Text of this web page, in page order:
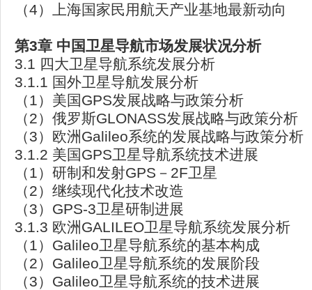
（4）上海国家民用航天产业基地最新动向
第3章 中国卫星导航市场发展状况分析
3.1 四大卫星导航系统发展分析
3.1.1 国外卫星导航发展分析
（1）美国GPS发展战略与政策分析
（2）俄罗斯GLONASS发展战略与政策分析
（3）欧洲Galileo系统的发展战略与政策分析
3.1.2 美国GPS卫星导航系统技术进展
（1）研制和发射GPS－2F卫星
（2）继续现代化技术改造
（3）GPS-3卫星研制进展
3.1.3 欧洲GALILEO卫星导航系统发展分析
（1）Galileo卫星导航系统的基本构成
（2）Galileo卫星导航系统的发展阶段
（3）Galileo卫星导航系统的技术进展